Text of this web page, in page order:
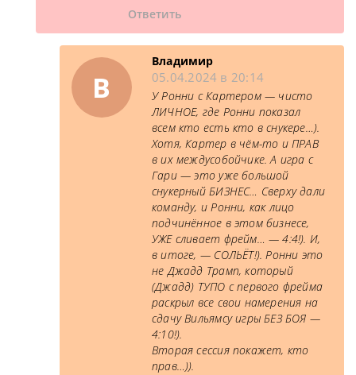
Ответить
В
Владимир
05.04.2024 в 20:14
У Ронни с Картером — чисто
ЛИЧНОЕ, где Ронни показал
всем кто есть кто в снукере…).
Хотя, Картер в чём-то и ПРАВ
в их междусобойчике. А игра с
Гари — это уже большой
снукерный БИЗНЕС… Сверху дали
команду, и Ронни, как лицо
подчинённое в этом бизнесе,
УЖЕ сливает фрейм… — 4:4!). И,
в итоге, — СОЛЬЁТ!). Ронни это
не Джадд Трамп, который
(Джадд) ТУПО с первого фрейма
раскрыл все свои намерения на
сдачу Вильямсу игры БЕЗ БОЯ —
4:10!).
Вторая сессия покажет, кто
прав…)).